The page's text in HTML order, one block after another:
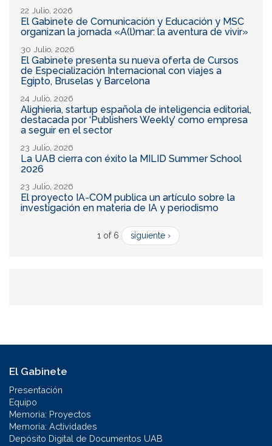
22 Julio, 2026
El Gabinete de Comunicación y Educación y MSC
organizan la jornada «A(l)mar: la aventura de vivir»
30 Julio, 2026
El Gabinete presenta su nueva oferta de Cursos
de Especialización Internacional con viajes a
Egipto, Bruselas y Barcelona
24 Julio, 2026
Alighieria, startup española de inteligencia editorial,
destacada por ‘Publishers Weekly’ como empresa
a seguir en el sector
23 Julio, 2026
La UAB cierra con éxito la MILID Summer School
2026
23 Julio, 2026
El proyecto IA-COM publica un artículo sobre la
investigación en materia de IA y periodismo
1 of 6 siguiente ›
El Gabinete
Presentación
Equipo
Memoria: Proyectos
Memoria: Actividades
Depósito Digital de Documentos UAB